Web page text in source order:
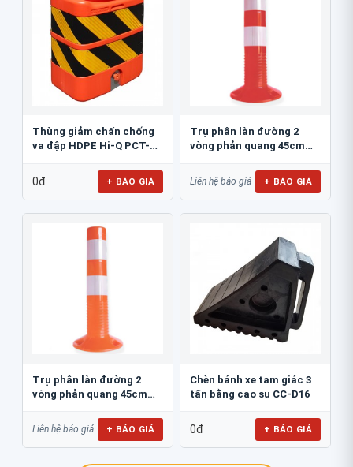
Thùng giảm chấn chống
va đập HDPE Hi-Q PCT-
0đ + BÁO GIÁ
Trụ phân làn đường 2
vòng phản quang 45cm
Liên hệ báo giá + BÁO GIÁ
Trụ phân làn đường 2
vòng phản quang 45cm
Liên hệ báo giá + BÁO GIÁ
Chèn bánh xe tam giác 3
tấn bằng cao su CC-D16
0đ + BÁO GIÁ